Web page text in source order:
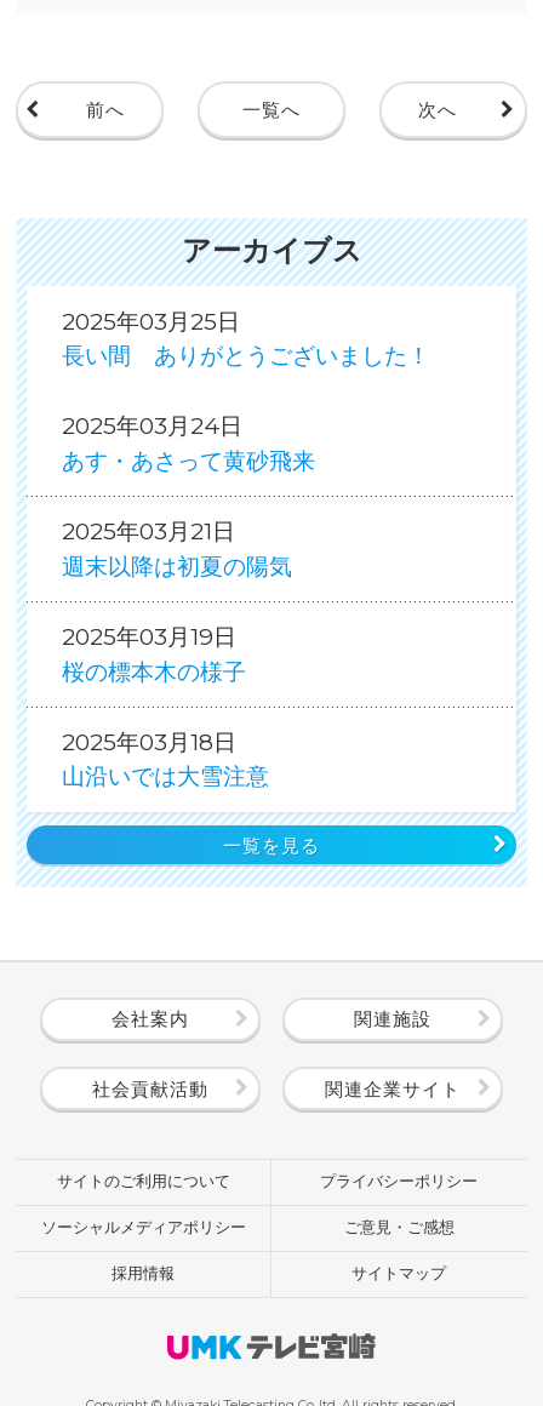
前へ 一覧へ 次へ
アーカイブス
2025年03月25日
長い間 ありがとうございました！
2025年03月24日
あす・あさって黄砂飛来
2025年03月21日
週末以降は初夏の陽気
2025年03月19日
桜の標本木の様子
2025年03月18日
山沿いでは大雪注意
一覧を見る
会社案内 関連施設
社会貢献活動 関連企業サイト
サイトのご利用について プライバシーポリシー
ソーシャルメディアポリシー ご意見・ご感想
採用情報 サイトマップ